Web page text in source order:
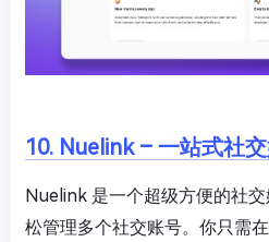
10. Nuelink – 一站式社
Nuelink 是一个超级方便的社
松管理多个社交账号。你只需